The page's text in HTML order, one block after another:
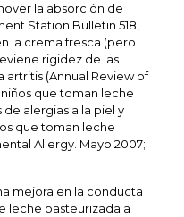
la absorción de
Station Bulletin 518,
la crema fresca (pero
rigidez de las
artritis (Annual Review of
niños que toman leche
alergias a la piel y
que toman leche
Allergy. Mayo 2007;
mejora en la conducta
leche pasteurizada a